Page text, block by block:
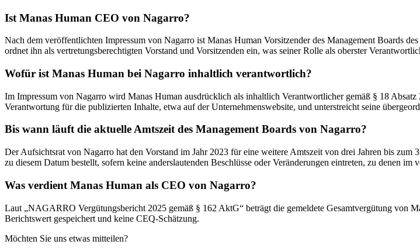
Ist Manas Human CEO von Nagarro?
Nach dem veröffentlichten Impressum von Nagarro ist Manas Human Vorsitzender des Management Boards
ordnet ihn als vertretungsberechtigten Vorstand und Vorsitzenden ein, was seiner Rolle als oberster
Wofür ist Manas Human bei Nagarro inhaltlich verantwortlich?
Im Impressum von Nagarro wird Manas Human ausdrücklich als inhaltlich Verantwortlicher gemäß § 18
Verantwortung für die publizierten Inhalte, etwa auf der Unternehmenswebsite, und unterstreicht seine
Bis wann läuft die aktuelle Amtszeit des Management Boards von Nagarro?
Der Aufsichtsrat von Nagarro hat den Vorstand im Jahr 2023 für eine weitere Amtszeit von drei Jahren bis
zu diesem Datum bestellt, sofern keine anderslautenden Beschlüsse oder Veränderungen eintreten, zu denen
Was verdient Manas Human als CEO von Nagarro?
Laut „NAGARRO Vergütungsbericht 2025 gemäß § 162 AktG“ beträgt die gemeldete Gesamtvergütung von
Berichtswert gespeichert und keine CEQ-Schätzung.
Möchten Sie uns etwas mitteilen?